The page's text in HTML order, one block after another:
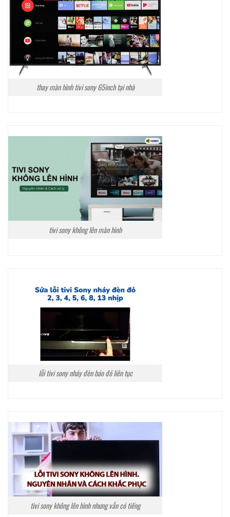
thay màn hình tivi sony 65inch tại nhà
tivi sony không lên màn hình
lỗi tivi sony nháy đèn báo đỏ liên tục
tivi sony không lên hình nhưng vẫn có tiếng